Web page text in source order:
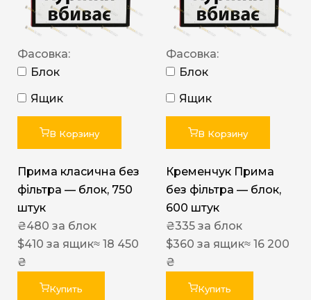
Фасовка:
Блок
Ящик
В Корзину
Прима класична без
фільтра — блок, 750
штук
₴480 за блок
$410 за ящик≈ 18 450
₴
Купить
Фасовка:
Блок
Ящик
В Корзину
Кременчук Прима
без фільтра — блок,
600 штук
₴335 за блок
$360 за ящик≈ 16 200
₴
Купить